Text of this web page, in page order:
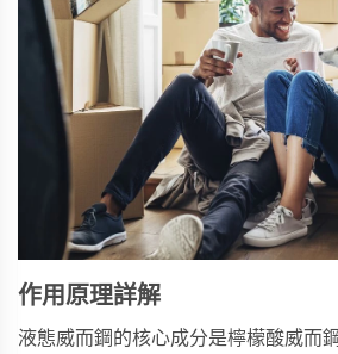
作用原理詳解
液態威而鋼 的核心成分是檸檬酸威而